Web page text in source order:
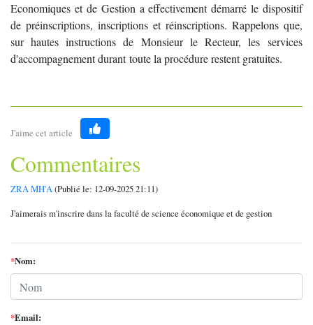
Economiques et de Gestion a effectivement démarré le dispositif
de préinscriptions, inscriptions et réinscriptions. Rappelons que,
sur hautes instructions de Monsieur le Recteur, les services
d'accompagnement durant toute la procédure restent gratuites.
J'aime cet article
Like
Commentaires
ZRA MH'A(Publié le: 12-09-2025 21:11)
J'aimerais m'inscrire dans la faculté de science économique et de gestion
*Nom:
*Email: